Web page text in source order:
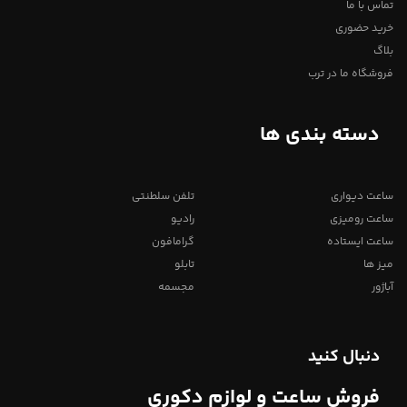
تماس با ما
خرید حضوری
بلاگ
فروشگاه ما در ترب
دسته بندی ها
ساعت دیواری
ساعت رومیزی
ساعت ایستاده
میز ها
آباژور
تلفن سلطنتی
رادیو
گرامافون
تابلو
مجسمه
دنبال کنید
فروش ساعت و لوازم دکوری